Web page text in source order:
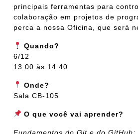
principais ferramentas para
colaboração em projetos de
perca a nossa Oficina, que será
Quando?
6/12
13:00 às 14:40
Onde?
Sala CB-105
O que você vai aprender?